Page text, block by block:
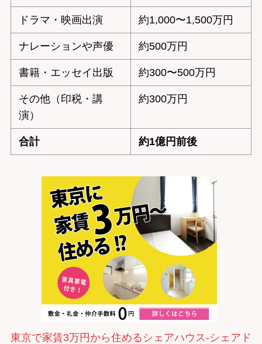
ドラマ・映画出演 約1,000〜1,500万円
ナレーションや声優 約500万円
書籍・エッセイ出版 約300〜500万円
その他（印税・講
演）
約300万円
合計 約1億円前後
東京で家賃3万円から住めるシェアハウス-シェアド